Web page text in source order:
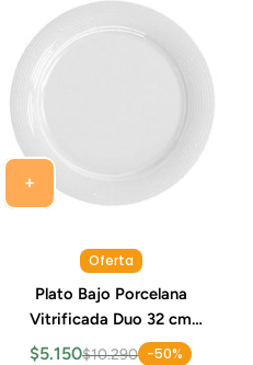
Oferta
Plato Bajo Porcelana
Vitrificada Duo 32 cm
Costa Verde
$5.150$10.290 -50%